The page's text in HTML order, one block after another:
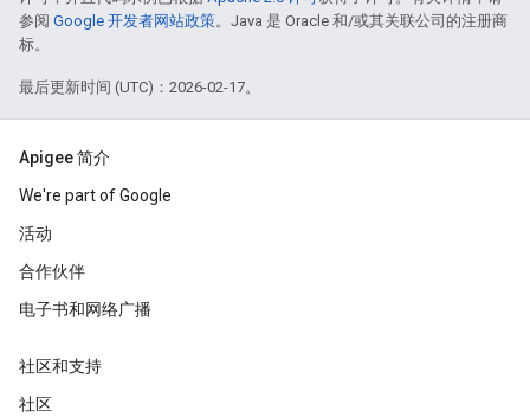
参阅 Google 开发者网站政策。Java 是 Oracle 和/或其关联公司的注册商
标。
最后更新时间 (UTC)：2026-02-17。
Apigee 简介
We're part of Google
活动
合作伙伴
电子书和网络广播
社区和支持
社区